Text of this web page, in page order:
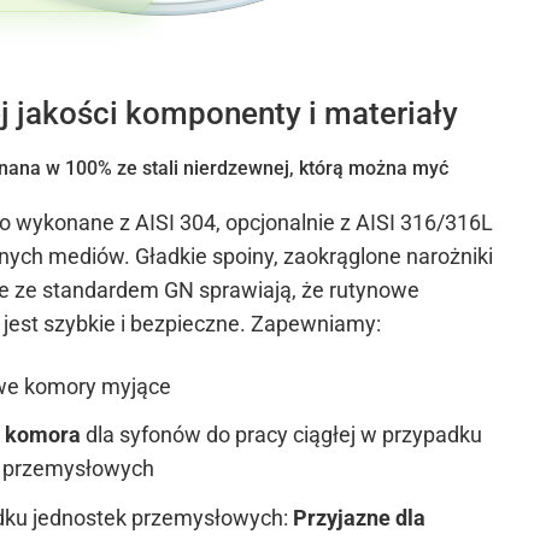
jakości komponenty i materiały
w 100% ze stali nierdzewnej, którą można myć
wykonane z AISI 304, opcjonalnie z AISI 316/316L
mediów. Gładkie spoiny, zaokrąglone narożniki
ze standardem GN sprawiają, że rutynowe
szybkie i bezpieczne. Zapewniamy:
komory myjące
komoradla syfonów do pracy ciągłej w przypadku
jednostek przemysłowych: Przyjazne dla